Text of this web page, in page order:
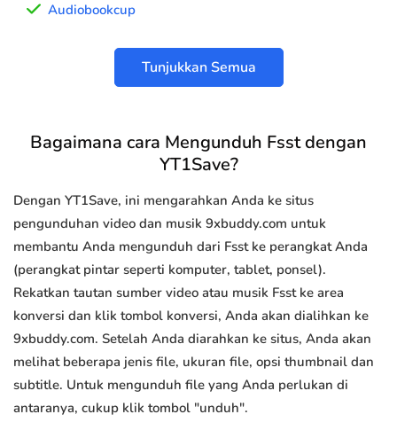
Audiobookcup
Tunjukkan Semua
Bagaimana cara Mengunduh Fsst dengan
YT1Save?
Dengan YT1Save, ini mengarahkan Anda ke situs
pengunduhan video dan musik 9xbuddy.com untuk
membantu Anda mengunduh dari Fsst ke perangkat Anda
(perangkat pintar seperti komputer, tablet, ponsel).
Rekatkan tautan sumber video atau musik Fsst ke area
konversi dan klik tombol konversi, Anda akan dialihkan ke
9xbuddy.com. Setelah Anda diarahkan ke situs, Anda akan
melihat beberapa jenis file, ukuran file, opsi thumbnail dan
subtitle. Untuk mengunduh file yang Anda perlukan di
antaranya, cukup klik tombol "unduh".